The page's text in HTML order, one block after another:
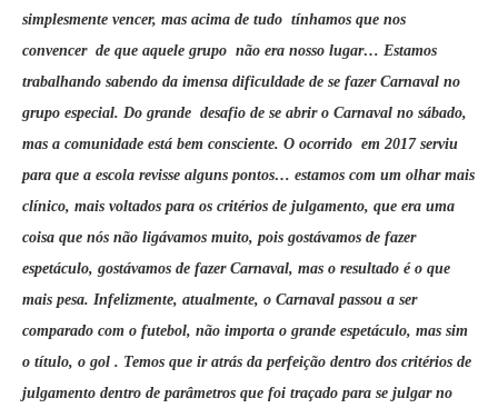
simplesmente vencer, mas acima de tudo tínhamos que nos
convencer de que aquele grupo não era nosso lugar… Estamos
trabalhando sabendo da imensa dificuldade de se fazer Carnaval no
grupo especial. Do grande desafio de se abrir o Carnaval no sábado,
mas a comunidade está bem consciente. O ocorrido em 2017 serviu
para que a escola revisse alguns pontos… estamos com um olhar mais
clínico, mais voltados para os critérios de julgamento, que era uma
coisa que nós não ligávamos muito, pois gostávamos de fazer
espetáculo, gostávamos de fazer Carnaval, mas o resultado é o que
mais pesa. Infelizmente, atualmente, o Carnaval passou a ser
comparado com o futebol, não importa o grande espetáculo, mas sim
o título, o gol . Temos que ir atrás da perfeição dentro dos critérios de
julgamento dentro de parâmetros que foi traçado para se julgar no